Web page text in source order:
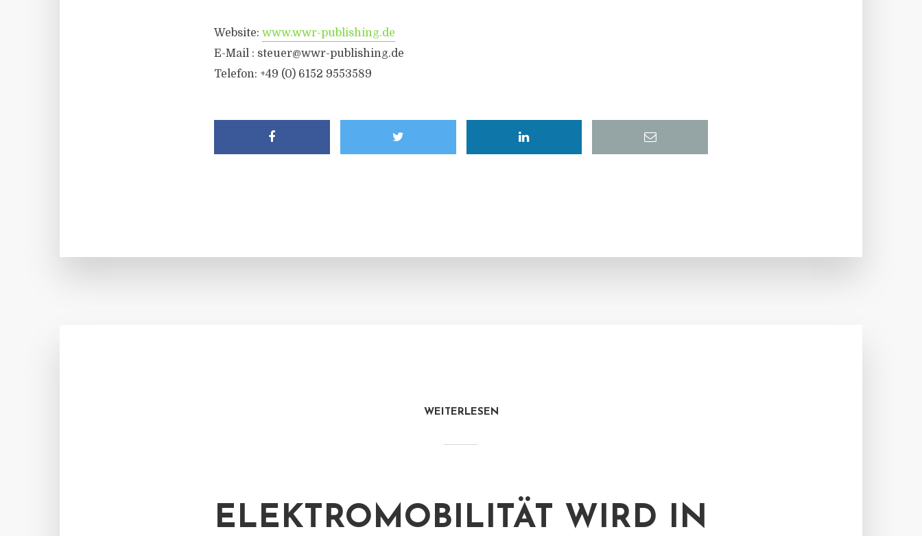
Website: www.wwr-publishing.de
E-Mail : steuer@wwr-publishing.de
Telefon: +49 (0) 6152 9553589
WEITERLESEN
ELEKTROMOBILITÄT WIRD IN